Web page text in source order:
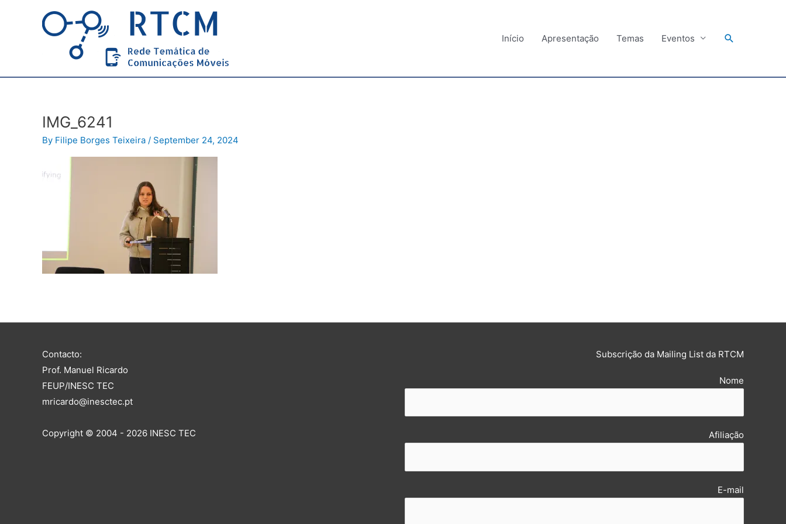
Início Apresentação Temas Eventos Search
IMG_6241
By Filipe Borges Teixeira / September 24, 2024
Contacto:
Prof. Manuel Ricardo
FEUP/INESC TEC
mricardo@inesctec.pt
Copyright © 2004 - 2026 INESC TEC
Subscrição da Mailing List da RTCM
Nome
Afiliação
E-mail